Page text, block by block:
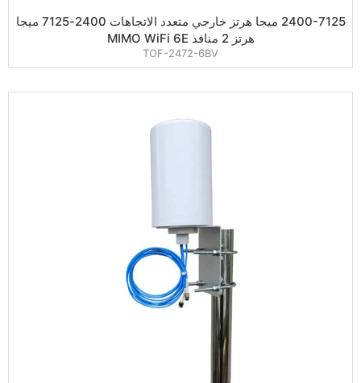
2400-7125 ميجا هرتز خارجي متعدد الاتجاهات 2400-7125 ميجا
هرتز 2 منافذ MIMO WiFi 6E
TOF-2472-6BV